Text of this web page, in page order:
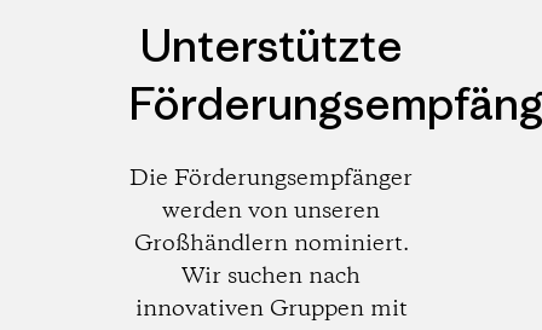
Unterstützte
Die Förderungsempfänger
werden von unseren
Großhändlern nominiert.
Wir suchen nach
innovativen Gruppen mit